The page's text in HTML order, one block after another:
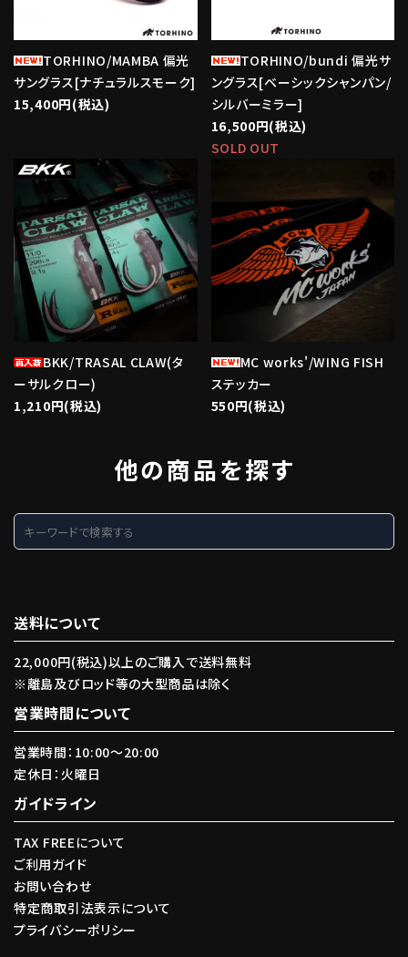
TORHINO/MAMBA 偏光
サングラス[ナチュラルスモーク]
15,400円(税込)
TORHINO/bundi 偏光サ
ングラス[ベーシックシャンパン/
シルバーミラー]
16,500円(税込)
SOLD OUT
BKK/TRASAL CLAW(タ
ーサルクロー)
1,210円(税込)
favorite
MC works'/WING FISH
ステッカー
550円(税込)
他の商品を探す
送料について
22,000円(税込)以上のご購入で送料無料
※離島及びロッド等の大型商品は除く
営業時間について
営業時間：10:00〜20:00
定休日：火曜日
ガイドライン
TAX FREEについて
ご利用ガイド
お問い合わせ
特定商取引法表示について
プライバシーポリシー